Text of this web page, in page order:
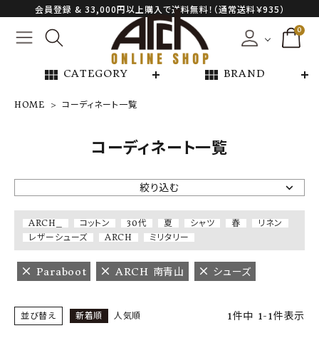
会員登録 & 33,000円以上購入で送料無料！（通常送料￥935）
0
view_module CATEGORY view_module BRAND
NEW ARRIVAL
ARCH EXCLUSIVE
BRAND
CATEGORY
SHOP
HOME コーディネート一覧
コーディネート一覧
絞り込む
ARCH_ コットン 30代 夏 シャツ 春
リネン
レザーシューズ
ARCH ミリタリー
Paraboot ARCH 南青山 シューズ
並び替え 新着順 人気順 1件中 1-1件表示